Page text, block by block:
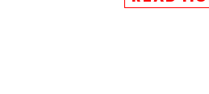
นครศรีธรรมราช ส่วนในปีนี้